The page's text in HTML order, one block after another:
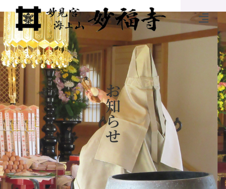
お
知
ら
せ